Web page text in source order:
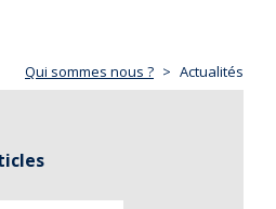
Qui sommes nous ? Actualités